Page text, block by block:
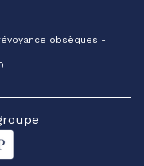
obsèques -